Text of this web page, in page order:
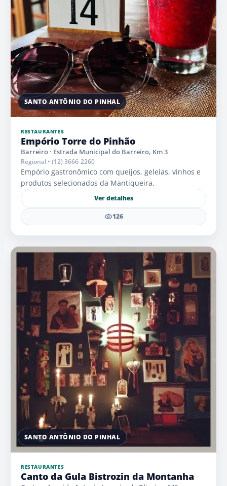
SANTO ANTÔNIO DO PINHAL
RESTAURANTES
Empório Torre do Pinhão
Barreiro · Estrada Municipal do Barreiro, Km 3
Regional • (12) 3666-2260
Empório gastronômico com queijos, geleias, vinhos e
produtos selecionados da Mantiqueira.
Ver detalhes
126
SANTO ANTÔNIO DO PINHAL
RESTAURANTES
Canto da Gula Bistrozin da Montanha